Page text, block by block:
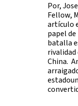
Por,
Fellow,
artículo
papel
batalla
rivalidad
China.